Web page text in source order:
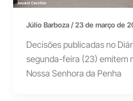
Júlio Barboza/23 de março de
Decisões publicadas no
segunda-feira (23) emitem
Nossa Senhora da Penha